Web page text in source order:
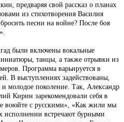
предваряя свой рассказ о планах
из стихотворения Василия
песни на войне? После боя
были включены вокальные
танцы, а также отрывки из
Программа варьируется в
В выступлениях задействованы,
и молодое поколение. Так, Александр
Кирин зарекомендовали себя в
воюйте с русскими», «Как жили мы
исполнении встречают бурными